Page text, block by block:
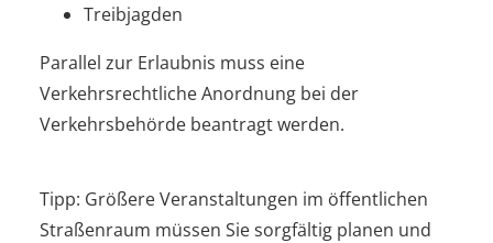
Treibjagden
Parallel zur Erlaubnis muss eine
Verkehrsrechtliche Anordnung bei der
Verkehrsbehörde beantragt werden.
Tipp: Größere Veranstaltungen im öffentlichen
Straßenraum müssen Sie sorgfältig planen und